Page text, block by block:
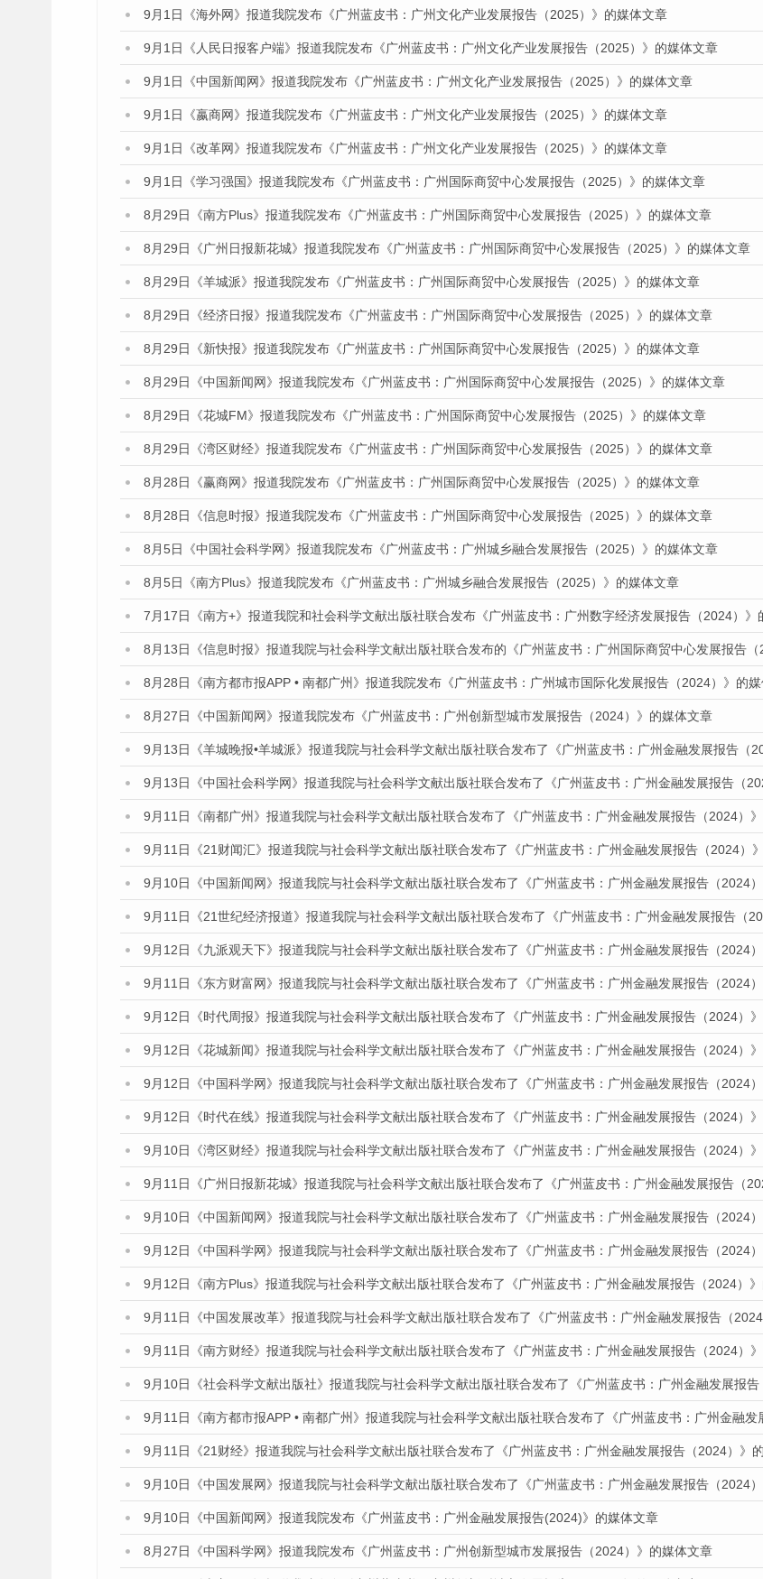
9月1日《海外网》报道我院发布《广州蓝皮书：广州文化产业发展报告（2025）》的媒体文章
9月1日《人民日报客户端》报道我院发布《广州蓝皮书：广州文化产业发展报告（2025）》的媒体文章
9月1日《中国新闻网》报道我院发布《广州蓝皮书：广州文化产业发展报告（2025）》的媒体文章
9月1日《嬴商网》报道我院发布《广州蓝皮书：广州文化产业发展报告（2025）》的媒体文章
9月1日《改革网》报道我院发布《广州蓝皮书：广州文化产业发展报告（2025）》的媒体文章
9月1日《学习强国》报道我院发布《广州蓝皮书：广州国际商贸中心发展报告（2025）》的媒体文章
8月29日《南方Plus》报道我院发布《广州蓝皮书：广州国际商贸中心发展报告（2025）》的媒体文章
8月29日《广州日报新花城》报道我院发布《广州蓝皮书：广州国际商贸中心发展报告（2025）》的媒体文章
8月29日《羊城派》报道我院发布《广州蓝皮书：广州国际商贸中心发展报告（2025）》的媒体文章
8月29日《经济日报》报道我院发布《广州蓝皮书：广州国际商贸中心发展报告（2025）》的媒体文章
8月29日《新快报》报道我院发布《广州蓝皮书：广州国际商贸中心发展报告（2025）》的媒体文章
8月29日《中国新闻网》报道我院发布《广州蓝皮书：广州国际商贸中心发展报告（2025）》的媒体文章
8月29日《花城FM》报道我院发布《广州蓝皮书：广州国际商贸中心发展报告（2025）》的媒体文章
8月29日《湾区财经》报道我院发布《广州蓝皮书：广州国际商贸中心发展报告（2025）》的媒体文章
8月28日《赢商网》报道我院发布《广州蓝皮书：广州国际商贸中心发展报告（2025）》的媒体文章
8月28日《信息时报》报道我院发布《广州蓝皮书：广州国际商贸中心发展报告（2025）》的媒体文章
8月5日《中国社会科学网》报道我院发布《广州蓝皮书：广州城乡融合发展报告（2025）》的媒体文章
8月5日《南方Plus》报道我院发布《广州蓝皮书：广州城乡融合发展报告（2025）》的媒体文章
7月17日《南方+》报道我院和社会科学文献出版社联合发布《广州蓝皮书：广州数字经济发展报告（2024）》
8月13日《信息时报》报道我院与社会科学文献出版社联合发布的《广州蓝皮书：广州国际商贸中心发展报告
8月28日《南方都市报APP • 南都广州》报道我院发布《广州蓝皮书：广州城市国际化发展报告（2024）》的
8月27日《中国新闻网》报道我院发布《广州蓝皮书：广州创新型城市发展报告（2024）》的媒体文章
9月13日《羊城晚报•羊城派》报道我院与社会科学文献出版社联合发布了《广州蓝皮书：广州金融发展报告（
9月13日《中国社会科学网》报道我院与社会科学文献出版社联合发布了《广州蓝皮书：广州金融发展报告（
9月11日《南都广州》报道我院与社会科学文献出版社联合发布了《广州蓝皮书：广州金融发展报告（2024）
9月11日《21财闻汇》报道我院与社会科学文献出版社联合发布了《广州蓝皮书：广州金融发展报告（2024）
9月10日《中国新闻网》报道我院与社会科学文献出版社联合发布了《广州蓝皮书：广州金融发展报告（2024
9月11日《21世纪经济报道》报道我院与社会科学文献出版社联合发布了《广州蓝皮书：广州金融发展报告（
9月12日《九派观天下》报道我院与社会科学文献出版社联合发布了《广州蓝皮书：广州金融发展报告（2024
9月11日《东方财富网》报道我院与社会科学文献出版社联合发布了《广州蓝皮书：广州金融发展报告（2024
9月12日《时代周报》报道我院与社会科学文献出版社联合发布了《广州蓝皮书：广州金融发展报告（2024）
9月12日《花城新闻》报道我院与社会科学文献出版社联合发布了《广州蓝皮书：广州金融发展报告（2024）
9月12日《中国科学网》报道我院与社会科学文献出版社联合发布了《广州蓝皮书：广州金融发展报告（2024
9月12日《时代在线》报道我院与社会科学文献出版社联合发布了《广州蓝皮书：广州金融发展报告（2024）
9月10日《湾区财经》报道我院与社会科学文献出版社联合发布了《广州蓝皮书：广州金融发展报告（2024）
9月11日《广州日报新花城》报道我院与社会科学文献出版社联合发布了《广州蓝皮书：广州金融发展报告（
9月10日《中国新闻网》报道我院与社会科学文献出版社联合发布了《广州蓝皮书：广州金融发展报告（2024
9月12日《中国科学网》报道我院与社会科学文献出版社联合发布了《广州蓝皮书：广州金融发展报告（2024
9月12日《南方Plus》报道我院与社会科学文献出版社联合发布了《广州蓝皮书：广州金融发展报告（2024）
9月11日《中国发展改革》报道我院与社会科学文献出版社联合发布了《广州蓝皮书：广州金融发展报告（
9月11日《南方财经》报道我院与社会科学文献出版社联合发布了《广州蓝皮书：广州金融发展报告（2024）
9月10日《社会科学文献出版社》报道我院与社会科学文献出版社联合发布了《广州蓝皮书：广州金融发展报
9月11日《南方都市报APP • 南都广州》报道我院与社会科学文献出版社联合发布了《广州蓝皮书：广州金融
9月11日《21财经》报道我院与社会科学文献出版社联合发布了《广州蓝皮书：广州金融发展报告（2024）》
9月10日《中国发展网》报道我院与社会科学文献出版社联合发布了《广州蓝皮书：广州金融发展报告（2024
9月10日《中国新闻网》报道我院发布《广州蓝皮书：广州金融发展报告(2024)》的媒体文章
8月27日《中国科学网》报道我院发布《广州蓝皮书：广州创新型城市发展报告（2024）》的媒体文章